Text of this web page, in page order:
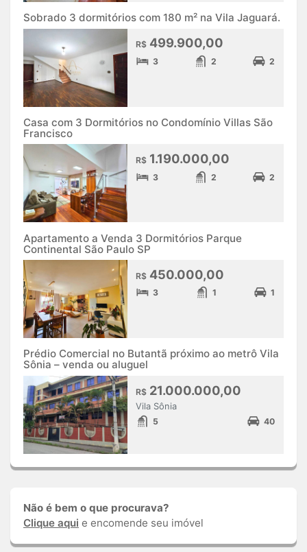
Sobrado 3 dormitórios com 180 m² na Vila Jaguará.
R$ 499.900,00
3 2 2
Casa com 3 Dormitórios no Condomínio Villas São
Francisco
R$ 1.190.000,00
3 2 2
Apartamento a Venda 3 Dormitórios Parque
Continental São Paulo SP
R$ 450.000,00
3 1 1
Prédio Comercial no Butantã próximo ao metrô Vila
Sônia – venda ou aluguel
R$ 21.000.000,00
Vila Sônia
5 40
Não é bem o que procurava?
Clique aqui e encomende seu imóvel